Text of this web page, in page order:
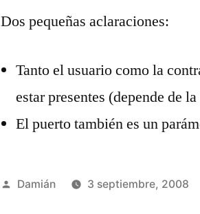
Dos pequeñas aclaraciones:
Tanto el usuario como la
estar presentes (depende de
El puerto también es un
Publicado
Damián 3 septiembre, 2008